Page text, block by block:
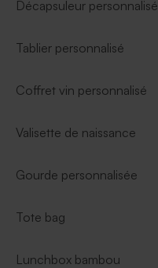
Décapsuleur personnalisé
Tablier personnalisé
Coffret vin personnalisé
Valisette de naissance
Gourde personnalisée
Tote bag
Lunchbox bambou